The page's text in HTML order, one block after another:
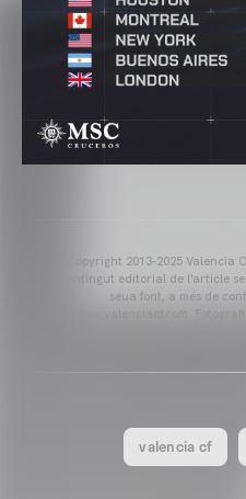
Copyright 2013-2025 Valencia
contingut editorial de l'article
seua font, a més de
www.valenciacf.com.
permet la
valencia cf